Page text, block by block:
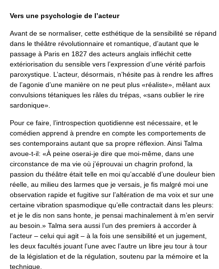
Vers une psychologie de l’acteur
Avant de se normaliser, cette esthétique de la sensibilité se répand
dans le théâtre révolutionnaire et romantique, d’autant que le
passage à Paris en 1827 des acteurs anglais infléchit cette
extériorisation du sensible vers l’expression d’une vérité parfois
paroxystique. L’acteur, désormais, n’hésite pas à rendre les affres
de l’agonie d’une manière on ne peut plus «réaliste», mêlant aux
convulsions tétaniques les râles du trépas, «sans oublier le rire
sardonique».
Pour ce faire, l’introspection quotidienne est nécessaire, et le
comédien apprend à prendre en compte les comportements de
ses contemporains autant que sa propre réflexion. Ainsi Talma
avoue-t-il: «À peine oserai-je dire que moi-même, dans une
circonstance de ma vie où j’éprouvai un chagrin profond, la
passion du théâtre était telle en moi qu’accablé d’une douleur bien
réelle, au milieu des larmes que je versais, je fis malgré moi une
observation rapide et fugitive sur l’altération de ma voix et sur une
certaine vibration spasmodique qu’elle contractait dans les pleurs:
et je le dis non sans honte, je pensai machinalement à m’en servir
au besoin.» Talma sera aussi l’un des premiers à accorder à
l’acteur – celui qui agit – à la fois une sensibilité et un jugement,
les deux facultés jouant l’une avec l’autre un libre jeu tour à tour
de la législation et de la régulation, soutenu par la mémoire et la
technique.